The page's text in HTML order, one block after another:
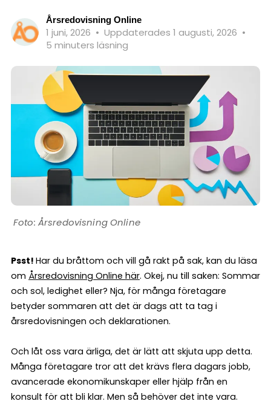
Årsredovisning Online
1 juni, 2026 • Uppdaterades 1 augusti, 2026 •
5 minuters läsning
Årsredovisning Online
Psst! Har du bråttom och vill gå rakt på sak, kan du läsa
om Årsredovisning Online här. Okej, nu till saken: Sommar
och sol, ledighet eller? Nja, för många företagare
betyder sommaren att det är dags att ta tag i
årsredovisningen och deklarationen.
Och låt oss vara ärliga, det är lätt att skjuta upp detta.
Många företagare tror att det krävs flera dagars jobb,
avancerade ekonomikunskaper eller hjälp från en
konsult för att bli klar. Men så behöver det inte vara.